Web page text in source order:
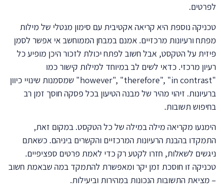
לפרטים.
טכניקה נוספת היא קריאה אקטיבית עם סימון מנטלי של מילות
מפתח ורעיונות מרכזיים. אמנם במבחן הממוחשב אי אפשר לסמן
פיזית על הטקסט, אבל חשוב לפתח יכולת לזכור היכן מופיע כל
רעיון מרכזי. כדאי לשים לב במיוחד למילות קישור כמו
"however", "therefore", "in contrast" שמסמנות שינויי כיוון
ברעיונות. זיהוי מהיר של מבנה הטיעון בכל פסקה חוסך זמן רב
בחיפוש תשובות.
הימנעו מקריאה מילה במילה של כל הטקסט. במקום זאת,
התמקדו בהבנת הרעיונות המרכזיים והקשרים ביניהם. כשאתם
ניגשים לשאלות, חזרו לקטע רק כדי לאמת פרטים ספציפיים.
טכניקה זו חוסכת זמן יקר ומאפשרת להתמקד במה שבאמת חשוב
– מציאת התשובות הנכונות במהירות וביעילות.